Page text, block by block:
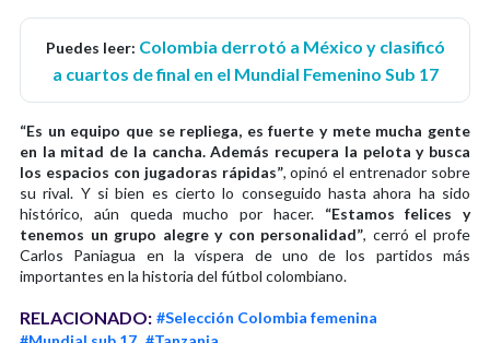
Puedes leer: Colombia derrotó a México y clasificó
a cuartos de final en el Mundial Femenino Sub 17
“Es un equipo que se repliega, es fuerte y mete mucha gente
en la mitad de la cancha. Además recupera la pelota y busca
los espacios con jugadoras rápidas”, opinó el entrenador sobre
su rival. Y si bien es cierto lo conseguido hasta ahora ha sido
histórico, aún queda mucho por hacer. “Estamos felices y
tenemos un grupo alegre y con personalidad”, cerró el profe
Carlos Paniagua en la víspera de uno de los partidos más
importantes en la historia del fútbol colombiano.
RELACIONADO: #Selección Colombia femenina